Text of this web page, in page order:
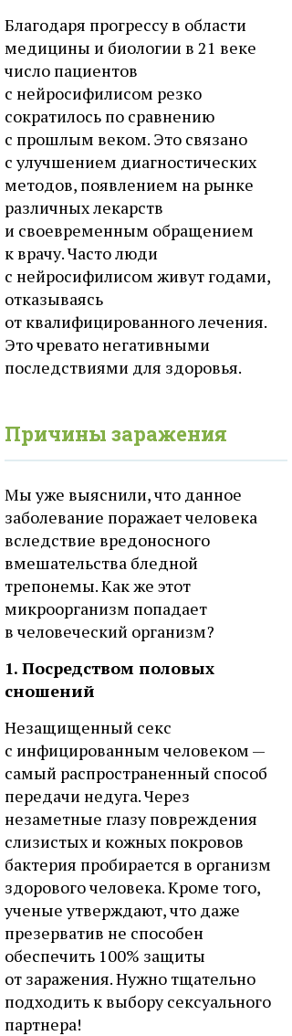
Благодаря прогрессу в области
медицины и биологии в 21 веке
число пациентов
с нейросифилисом резко
сократилось по сравнению
с прошлым веком. Это связано
с улучшением диагностических
методов, появлением на рынке
различных лекарств
и своевременным обращением
к врачу. Часто люди
с нейросифилисом живут годами,
отказываясь
от квалифицированного лечения.
Это чревато негативными
последствиями для здоровья.
Причины заражения
Мы уже выяснили, что данное
заболевание поражает человека
вследствие вредоносного
вмешательства бледной
трепонемы. Как же этот
микроорганизм попадает
в человеческий организм?
1. Посредством половых
сношений
Незащищенный секс
с инфицированным человеком —
самый распространенный способ
передачи недуга. Через
незаметные глазу повреждения
слизистых и кожных покровов
бактерия пробирается в организм
здорового человека. Кроме того,
ученые утверждают, что даже
презерватив не способен
обеспечить 100% защиты
от заражения. Нужно тщательно
подходить к выбору сексуального
партнера!